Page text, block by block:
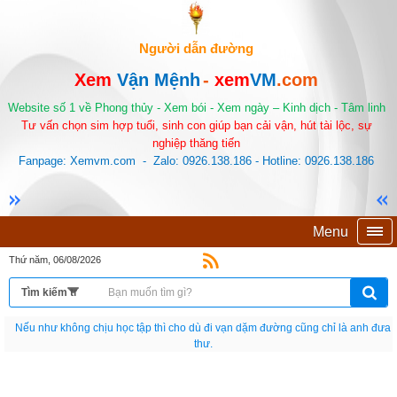
Người dẫn đường
Xem Vận Mệnh- xemVM.com
Website số 1 về Phong thủy - Xem bói - Xem ngày – Kinh dịch - Tâm linh
Tư vấn chọn sim hợp tuổi, sinh con giúp bạn cải vận, hút tài lộc, sự
nghiệp thăng tiến
Fanpage: Xemvm.com - Zalo: 0926.138.186 - Hotline: 0926.138.186
Menu
Thứ năm, 06/08/2026
Nếu như không chịu học tập thì cho dù đi vạn dặm đường cũng chỉ là anh đưa
thư.